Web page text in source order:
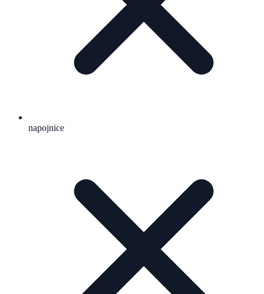
napojnice